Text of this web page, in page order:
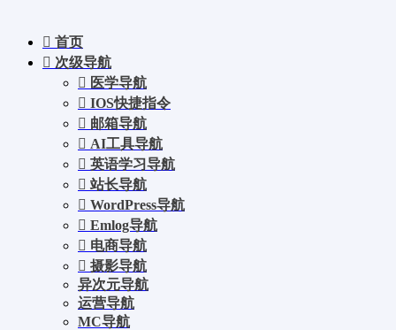
首页
次级导航
医学导航
IOS快捷指令
邮箱导航
AI工具导航
英语学习导航
站长导航
WordPress导航
Emlog导航
电商导航
摄影导航
异次元导航
运营导航
MC导航